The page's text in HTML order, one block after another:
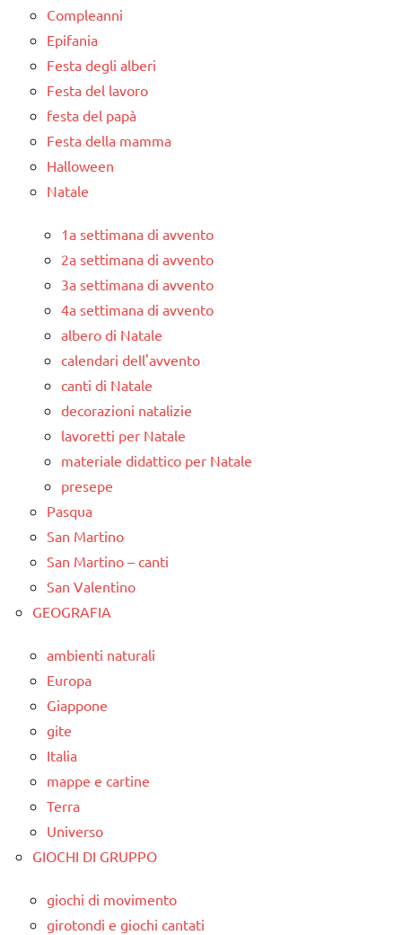
Compleanni
Epifania
Festa degli alberi
Festa del lavoro
festa del papà
Festa della mamma
Halloween
Natale
1a settimana di avvento
2a settimana di avvento
3a settimana di avvento
4a settimana di avvento
albero di Natale
calendari dell'avvento
canti di Natale
decorazioni natalizie
lavoretti per Natale
materiale didattico per Natale
presepe
Pasqua
San Martino
San Martino – canti
San Valentino
GEOGRAFIA
ambienti naturali
Europa
Giappone
gite
Italia
mappe e cartine
Terra
Universo
GIOCHI DI GRUPPO
giochi di movimento
girotondi e giochi cantati